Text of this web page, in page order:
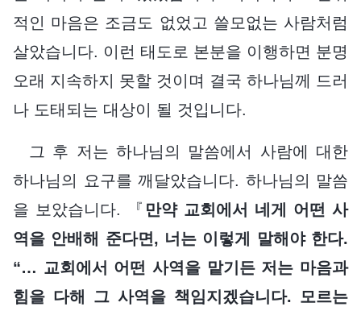
적인 마음은 조금도 없었고 쓸모없는 사람처럼
살았습니다. 이런 태도로 본분을 이행하면 분명
오래 지속하지 못할 것이며 결국 하나님께 드러
나 도태되는 대상이 될 것입니다.
그 후 저는 하나님의 말씀에서 사람에 대한
하나님의 요구를 깨달았습니다. 하나님의 말씀
을 보았습니다. 『 만약 교회에서 네게 어떤 사
역을 안배해 준다면, 너는 이렇게 말해야 한다.
“… 교회에서 어떤 사역을 맡기든 저는 마음과
힘을 다해 그 사역을 책임지겠습니다. 모르는